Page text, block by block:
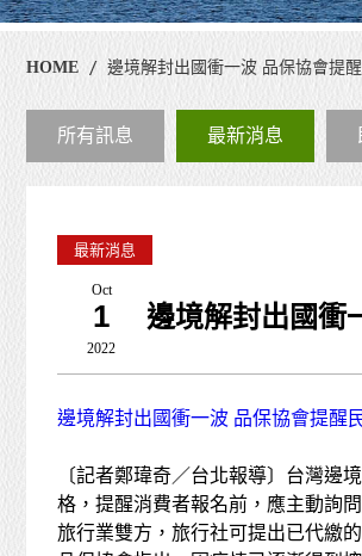
HOME 邊境解封出國衝一波 品保協會提
所有訊息 最新消息
最新消息
Oct
1
2022
邊境解封出國衝
邊境解封出國衝一波 品保協會提醒
〔記者鄭瑋奇／台北報導〕台灣邊
格，提醒消費者報名前，應主動詢
旅行業雙方，旅行社可提出已代繳